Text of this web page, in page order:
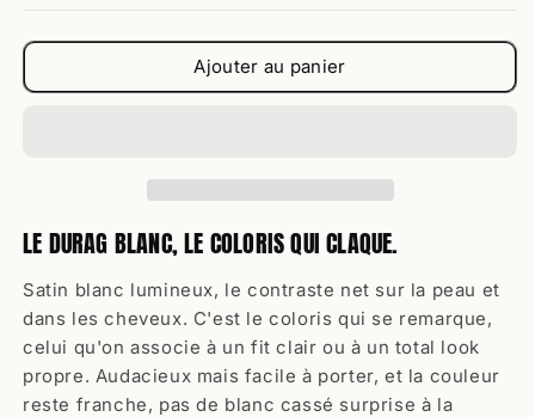
Satin
Satin
Ajouter au panier
LE DURAG BLANC, LE COLORIS QUI CLAQUE.
Satin blanc lumineux, le contraste net sur la peau et
dans les cheveux. C'est le coloris qui se remarque,
celui qu'on associe à un fit clair ou à un total look
propre. Audacieux mais facile à porter, et la couleur
reste franche, pas de blanc cassé surprise à la